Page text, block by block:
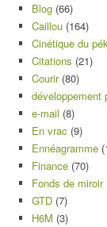
Blog (66)
Caillou (164)
Cinétique du
Citations (21)
Courir(80)
développement
e-mail (8)
En vrac (9)
Ennéagramme
Finance (70)
Fonds de miroir
GTD (7)
H6M (3)